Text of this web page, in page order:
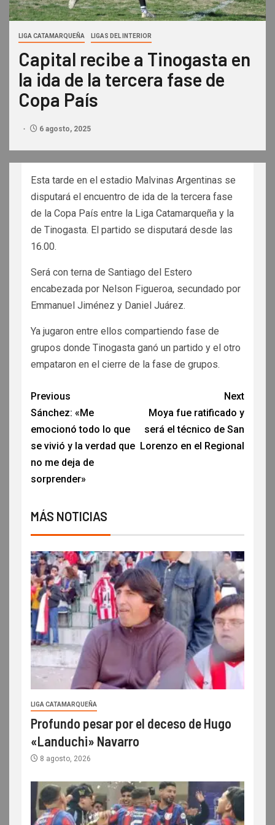
LIGA CATAMARQUEÑA LIGAS DEL INTERIOR
Capital recibe a Tinogasta en
la ida de la tercera fase de
Copa País
6 agosto, 2025
Esta tarde en el estadio Malvinas Argentinas se
disputará el encuentro de ida de la tercera fase
de la Copa País entre la Liga Catamarqueña y la
de Tinogasta. El partido se disputará desde las
16.00.
Será con terna de Santiago del Estero
encabezada por Nelson Figueroa, secundado por
Emmanuel Jiménez y Daniel Juárez.
Ya jugaron entre ellos compartiendo fase de
grupos donde Tinogasta ganó un partido y el otro
empataron en el cierre de la fase de grupos.
Previous
Sánchez: «Me
emocionó todo lo que
se vivió y la verdad que
no me deja de
sorprender»
Next
Moya fue ratificado y
será el técnico de San
Lorenzo en el Regional
MÁS NOTICIAS
LIGA CATAMARQUEÑA
Profundo pesar por el deceso de Hugo
«Landuchi» Navarro
8 agosto, 2026